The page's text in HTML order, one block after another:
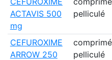
ACTAVIS 500
mg
pelliculé
CEFUROXIME
ARROW 250
comprimé
pelliculé